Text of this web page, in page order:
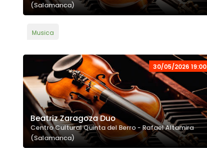
(Salamanca)
Musica
30/05/2026 19:00
Beatriz Zaragoza Duo
Centro Cultural Quinta del Berro - Rafael Altamira
(Salamanca)